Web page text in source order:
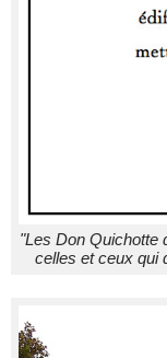
"Les Don Quichotte
celles et ceux qui